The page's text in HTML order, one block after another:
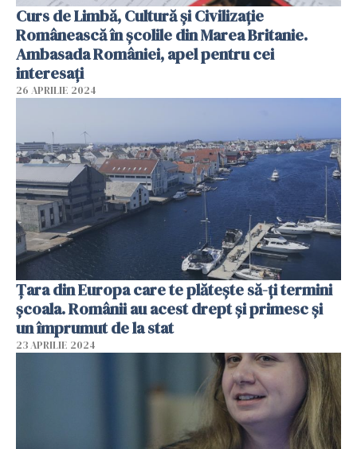
Curs de Limbă, Cultură și Civilizație
Românească în școlile din Marea Britanie.
Ambasada României, apel pentru cei
interesați
26 APRILIE 2024
Țara din Europa care te plătește să-ți termini
școala. Românii au acest drept și primesc și
un împrumut de la stat
23 APRILIE 2024